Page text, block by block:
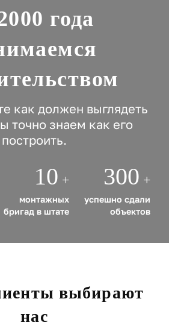
года
как должен выглядеть
точно знаем как его
построить.
10 +
монтажных
бригад в штате
300 +
успешно сдали
объектов
выбирают
нас